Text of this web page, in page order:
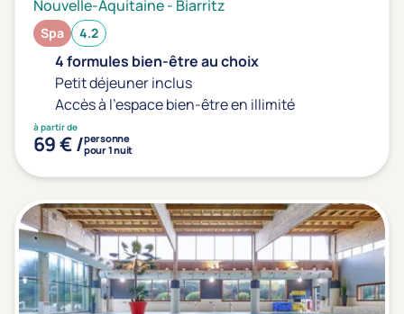
Nouvelle-Aquitaine- Biarritz
Spa 4.2
4 formules bien-être au choix
Petit déjeuner inclus
Accès à l'espace bien-être en illimité
à partir de
69 € /personne
pour 1 nuit